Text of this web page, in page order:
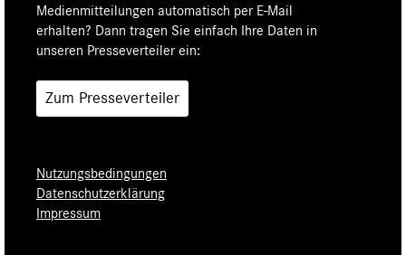
Medienmitteilungen automatisch per E-Mail
erhalten? Dann tragen Sie einfach Ihre Daten in
unseren Presseverteiler ein:
Zum Presseverteiler
Nutzungsbedingungen
Datenschutzerklärung
Impressum